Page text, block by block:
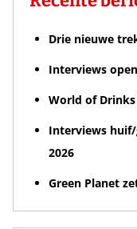
Drie nieuwe
Interviews
World of
Interviews
2026
Green Planet